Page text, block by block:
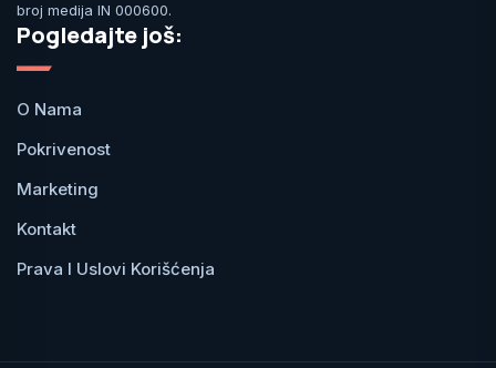
broj medija IN 000600.
Pogledajte još:
O Nama
Pokrivenost
Marketing
Kontakt
Prava I Uslovi Korišćenja